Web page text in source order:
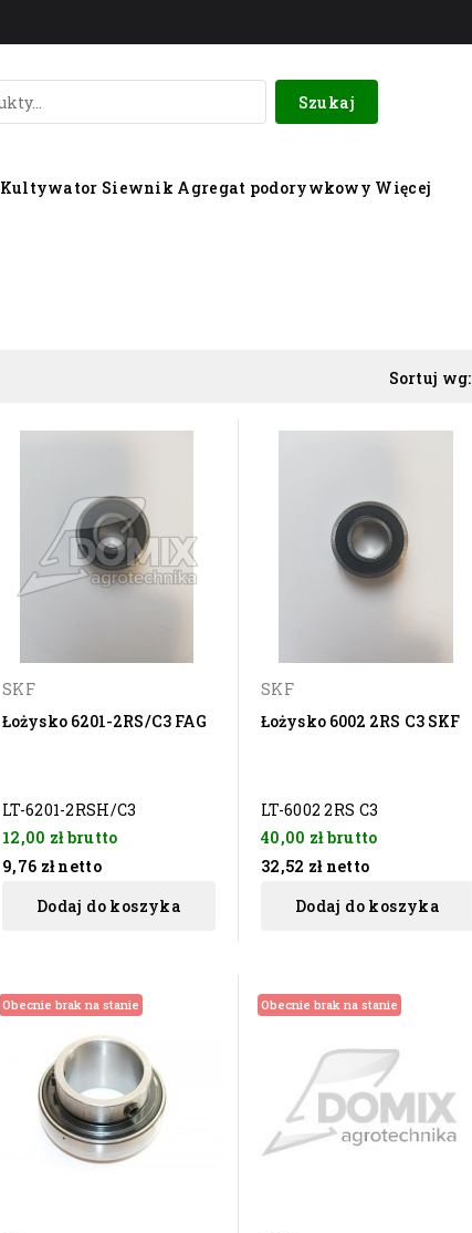
Szukaj
Kultywator Siewnik Agregat podorywkowy Więcej
Sortuj wg:
SKF
Łożysko 6201-2RS/C3 FAG
LT-6201-2RSH/C3
12,00 złbrutto
9,76 zł netto
Dodaj do koszyka
SKF
Łożysko 6002 2RS C3 SKF
LT-6002 2RS C3
40,00 złbrutto
32,52 zł netto
Dodaj do koszyka
Obecnie brak na stanie Obecnie brak na stanie